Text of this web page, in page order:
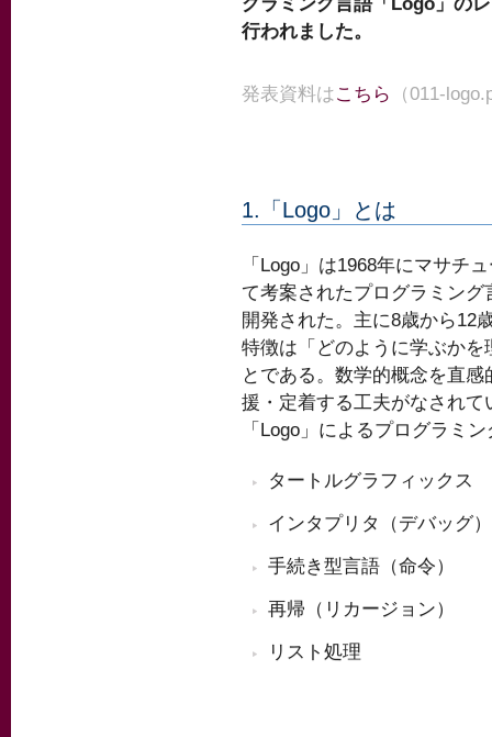
行われました。
発表資料はこちら （011-
1.「Logo」とは
「Logo」は1968年にマサチ
て考案されたプログラミン
開発された。主に8歳から12
特徴は「どのように学ぶか
とである。数学的概念を直
援・定着する工夫がなされて
「Logo」によるプログラミ
タートルグラフィックス
インタプリタ（デバッグ）
手続き型言語（命令）
再帰（リカージョン）
リスト処理